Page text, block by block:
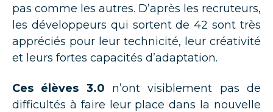
pas comme les autres. D’après les recruteurs,
les développeurs qui sortent de 42 sont très
appréciés pour leur technicité, leur créativité
et leurs fortes capacités d’adaptation.
Ces élèves 3.0 n’ont visiblement pas de
difficultés à faire leur place dans la nouvelle